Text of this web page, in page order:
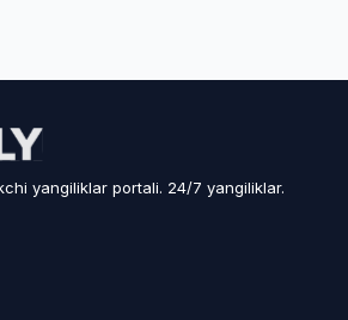
yangiliklar portali. 24/7 yangiliklar.